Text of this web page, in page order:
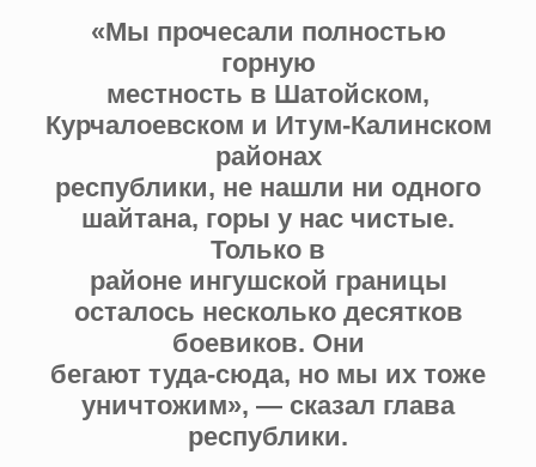
«Мы прочесали полностью
горную
местность в Шатойском,
Курчалоевском и Итум-Калинском
районах
республики, не нашли ни одного
шайтана, горы у нас чистые.
Только в
районе ингушской границы
осталось несколько десятков
боевиков. Они
бегают туда-сюда, но мы их тоже
уничтожим», — сказал глава
республики.